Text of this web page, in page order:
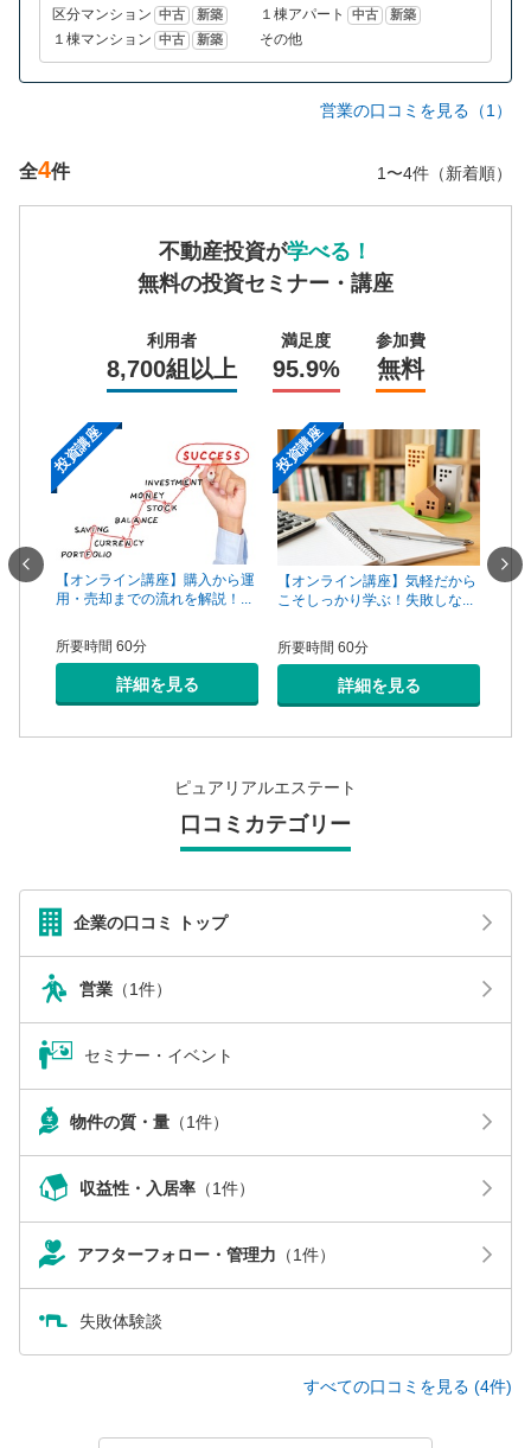
区分マンション 中古 新築 １棟アパート 中古 新築
１棟マンション 中古 新築 その他
営業の口コミを見る（1）
全4件 1〜4件（新着順）
不動産投資が学べる！
無料の投資セミナー・講座
利用者
8,700組以上
満足度
95.9%
参加費
無料
手は
投資講座
【オンライン講座】購入から運
用・売却までの流れを解説！...
所要時間 60分
詳細を見る
投資講座
【オンライン講座】気軽だから
こそしっかり学ぶ！失敗しな...
所要時間 60分
詳細を見る
【オ
ピュアリアルエステート
口コミカテゴリー
企業の口コミ トップ
営業 （1件）
セミナー・イベント
物件の質・量 （1件）
収益性・入居率 （1件）
アフターフォロー・管理力 （1件）
失敗体験談
すべての口コミを見る (4件)